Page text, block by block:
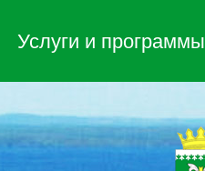
Услуги и программы